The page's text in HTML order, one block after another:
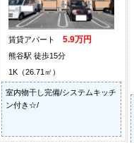
賃貸アパート 5.9万円
熊谷駅 徒歩15分
1K（26.71㎡）
室内物干し完備/システムキッチ
ン付き☆/